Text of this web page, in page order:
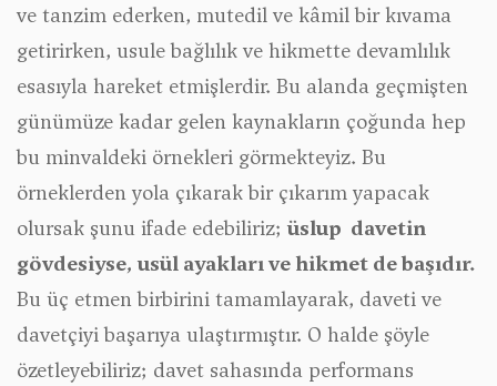
ve tanzim ederken, mutedil ve kâmil bir kıvama
getirirken, usule bağlılık ve hikmette devamlılık
esasıyla hareket etmişlerdir. Bu alanda geçmişten
günümüze kadar gelen kaynakların çoğunda hep
bu minvaldeki örnekleri görmekteyiz. Bu
örneklerden yola çıkarak bir çıkarım yapacak
olursak şunu ifade edebiliriz; üslup davetin
gövdesiyse, usül ayakları ve hikmet de başıdır.
Bu üç etmen birbirini tamamlayarak, daveti ve
davetçiyi başarıya ulaştırmıştır. O halde şöyle
özetleyebiliriz; davet sahasında performans